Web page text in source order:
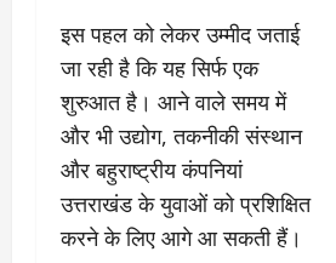
इस पहल को लेकर उम्मीद जताई
जा रही है कि यह सिर्फ एक
शुरुआत है। आने वाले समय में
और भी उद्योग, तकनीकी संस्थान
और बहुराष्ट्रीय कंपनियां
उत्तराखंड के युवाओं को प्रशिक्षित
करने के लिए आगे आ सकती हैं।